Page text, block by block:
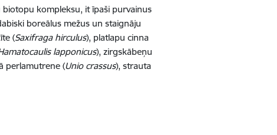
biotopu kompleksu, it īpaši purvainus
boreālus mežus un staignāju
(Saxifraga hirculus), platlapu cinna
lapponicus), zirgskābeņu
perlamutrene (Unio crassus), strauta